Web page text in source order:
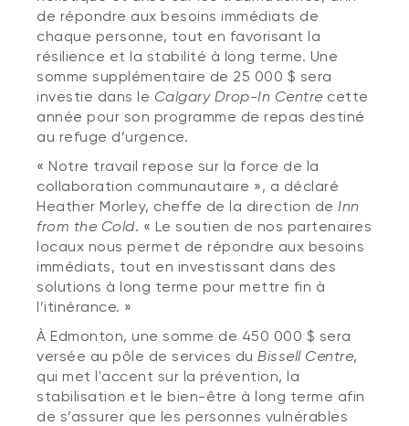
de répondre aux besoins immédiats de
chaque personne, tout en favorisant la
résilience et la stabilité à long terme. Une
somme supplémentaire de 25 000 $ sera
investie dans le Calgary Drop-In Centrecette
année pour son programme de repas destiné
au refuge d’urgence.
« Notre travail repose sur la force de la
collaboration communautaire », a déclaré
Heather Morley, cheffe de la direction de Inn
from the Cold. « Le soutien de nos partenaires
locaux nous permet de répondre aux besoins
immédiats, tout en investissant dans des
solutions à long terme pour mettre fin à
l’itinérance. »
À Edmonton, une somme de 450 000 $ sera
versée au pôle de services du Bissell Centre,
qui met l'accent sur la prévention, la
stabilisation et le bien-être à long terme afin
de s’assurer que les personnes vulnérables